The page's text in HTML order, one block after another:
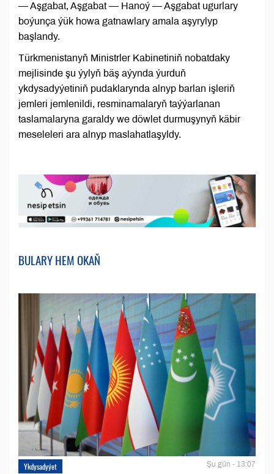
— Aşgabat, Aşgabat — Hanoý — Aşgabat ugurlary
boýunça ýük howa gatnawlary amala aşyrylyp
başlandy.
Türkmenistanyň Ministrler Kabinetiniň nobatdaky
mejlisinde şu ýylyň bäş aýynda ýurduň
ykdysadyýetiniň pudaklarynda alnyp barlan işleriň
jemleri jemlenildi, resminamalaryň taýýarlanan
taslamalaryna garaldy we döwlet durmuşynyň käbir
meseleleri ara alnyp maslahatlaşyldy.
BULARY HEM OKAŇ
Ykdysadyýet Şu gün - 13:07